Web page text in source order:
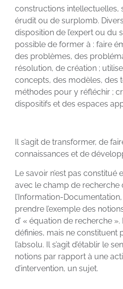
constructions intellectuelles,
érudit ou de surplomb.
disposition de l’expert ou du
possible de former à : faire
des problèmes, des
résolution, de création ;
concepts, des modèles, des
méthodes pour y réfléchir ;
dispositifs et des espaces
Il s’agit de transformer, de
connaissances et de
Le savoir n’est pas constitué
avec le champ de recherche
l’Information-
prendre l’exemple des
d’ « équation de recherche
définies, mais ne constituent
l’absolu. Il s’agit d’établir le
notions par rapport à une
d’intervention, un sujet.